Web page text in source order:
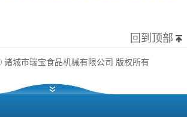
回到顶部
城市瑞宝食品机械有限公司 版权所有